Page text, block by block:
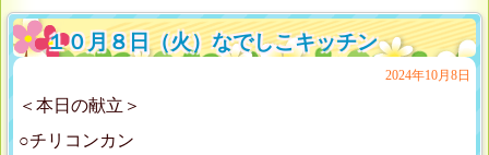
１０月８日（火）なでしこキッチン
2024年10月8日
＜本日の献立＞
○チリコンカン